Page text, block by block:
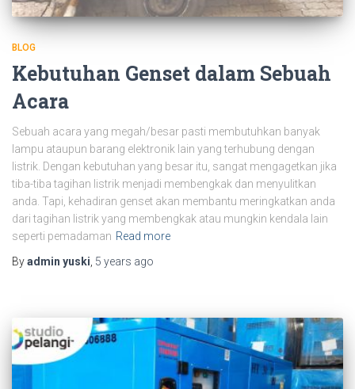
BLOG
Kebutuhan Genset dalam Sebuah
Acara
Sebuah acara yang megah/besar pasti membutuhkan banyak
lampu ataupun barang elektronik lain yang terhubung dengan
listrik. Dengan kebutuhan yang besar itu, sangat mengagetkan jika
tiba-tiba tagihan listrik menjadi membengkak dan menyulitkan
anda. Tapi, kehadiran genset akan membantu meringkatkan anda
dari tagihan listrik yang membengkak atau mungkin kendala lain
seperti pemadaman Read more
Byadmin yuski 5 years ago